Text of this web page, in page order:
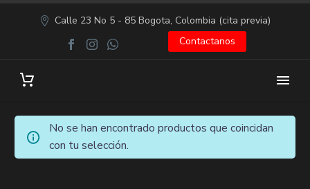
Calle 23 No 5 - 85 Bogota, Colombia (cita previa)
Contactanos
No se han encontrado productos que coincidan
con tu selección.